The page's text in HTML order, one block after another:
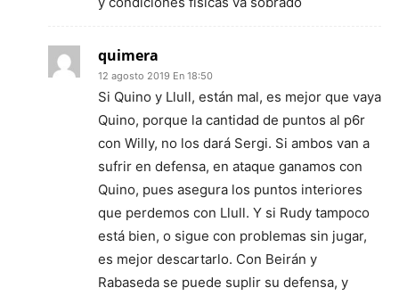
quimera
12 agosto 2019 En 18:50
Si Quino y Llull, están mal, es mejor que vaya
Quino, porque la cantidad de puntos al p6r
con Willy, no los dará Sergi. Si ambos van a
sufrir en defensa, en ataque ganamos con
Quino, pues asegura los puntos interiores
que perdemos con Llull. Y si Rudy tampoco
está bien, o sigue con problemas sin jugar,
es mejor descartarlo. Con Beirán y
Rabaseda se puede suplir su defensa, y